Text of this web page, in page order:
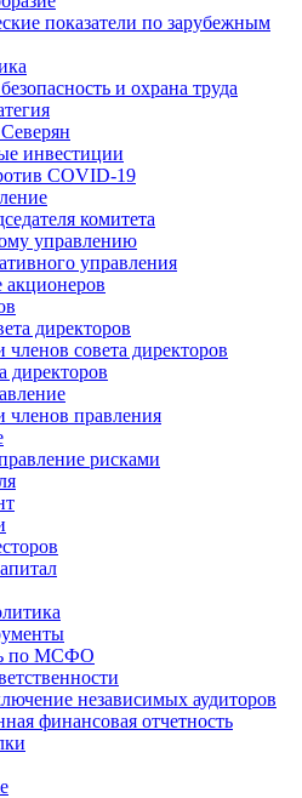
показатели по зарубежным
и охрана труда
инвестиции
COVID‑19
комитета
управлению
управления
директоров
членов совета директоров
директоров
членов правления
рисками
по МСФО
независимых аудиторов
финансовая отчетность